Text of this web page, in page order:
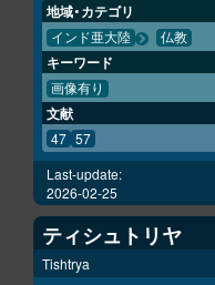
地域・カテゴリ
インド亜大陸 仏教
キーワード
画像有り
文献
47 57
Last-update:
2026-02-25
ティシュトリヤ
Tishtrya